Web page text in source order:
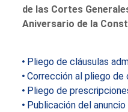
de las Cortes
Aniversario de la
Pliego de cláusulas
Corrección al pliego de
Pliego de
Publicación del